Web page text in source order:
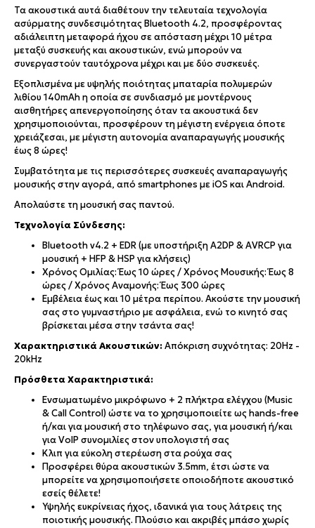
Τα ακουστικά αυτά διαθέτουν την τελευταία τεχνολογία
ασύρματης συνδεσιμότητας Bluetooth 4.2, προσφέροντας
αδιάλειπτη μεταφορά ήχου σε απόσταση μέχρι 10 μέτρα
μεταξύ συσκευής και ακουστικών, ενώ μπορούν να
συνεργαστούν ταυτόχρονα μέχρι και με δύο συσκευές.
Εξοπλισμένα με υψηλής ποιότητας μπαταρία πολυμερών
λιθίου 140mAh η οποία σε συνδιασμό με μοντέρνους
αισθητήρες απενεργοποίησης όταν τα ακουστικά δεν
χρησιμοποιούνται, προσφέρουν τη μέγιστη ενέργεια όποτε
χρειάζεσαι, με μέγιστη αυτονομία αναπαραγωγής μουσικής
έως 8 ώρες!
Συμβατότητα με τις περισσότερες συσκευές αναπαραγωγής
μουσικής στην αγορά, από smartphones με iOS και Android.
Απολαύστε τη μουσική σας παντού.
Τεχνολογία Σύνδεσης:
Bluetooth v4.2 + EDR (με υποστήριξη A2DP & AVRCP για
μουσική + HFP & HSP για κλήσεις)
Χρόνος Ομιλίας: Έως 10 ώρες / Χρόνος Μουσικής: Έως 8
ώρες / Χρόνος Αναμονής: Έως 300 ώρες
Εμβέλεια έως και 10 μέτρα περίπου. Ακούστε την μουσική
σας στο γυμναστήριο με ασφάλεια, ενώ το κινητό σας
βρίσκεται μέσα στην τσάντα σας!
Χαρακτηριστικά Ακουστικών: Απόκριση συχνότητας: 20Hz -
20kHz
Πρόσθετα Χαρακτηριστικά:
Ενσωματωμένο μικρόφωνο + 2 πλήκτρα ελέγχου (Music
& Call Control) ώστε να το χρησιμοποιείτε ως hands-free
ή/και για μουσική στο τηλέφωνο σας, για μουσική ή/και
για VoIP συνομιλίες στον υπολογιστή σας
Κλιπ για εύκολη στερέωση στα ρούχα σας
Προσφέρει θύρα ακουστικών 3.5mm, έτσι ώστε να
μπορείτε να χρησιμοποιήσετε οποιοδήποτε ακουστικό
εσείς θέλετε!
Υψηλής ευκρίνειας ήχος, ιδανικά για τους λάτρεις της
ποιοτικής μουσικής. Πλούσιο και ακριβές μπάσο χωρίς